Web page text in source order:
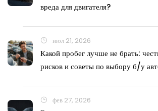
вреда для двигателя?
июл 21, 2026
Какой пробег лучше не брать:
рисков и советы по выбору б/у
фев 27, 2026